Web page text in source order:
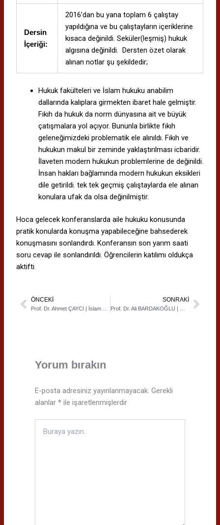
Dersin
İçeriği:
2016’dan bu yana toplam 6 çalıştay
yapıldığına ve bu çalıştayların içeriklerine
kısaca değinildi. Seküler(leşmiş) hukuk
algısına değinildi. Dersten özet olarak
alınan notlar şu şekildedir;
Hukuk fakülteleri ve İslam hukuku anabilim
dallarında kalıplara girmekten ibaret hale gelmiştir.
Fıkıh da hukuk da norm dünyasına ait ve büyük
çatışmalara yol açıyor. Bununla birlikte fıkıh
geleneğimizdeki problematik ele alınıldı. Fıkıh ve
hukukun makul bir zeminde yaklaştırılması icbaridir.
İlaveten modern hukukun problemlerine de değinildi.
İnsan hakları bağlamında modern hukukun eksikleri
dile getirildi. tek tek geçmiş çalıştaylarda ele alınan
konulara ufak da olsa değinilmiştir.
Hoca gelecek konferanslarda aile hukuku konusunda
pratik konularda konuşma yapabileceğine bahsederek
konuşmasını sonlandırdı. Konferansın son yarım saati
soru cevap ile sonlandırıldı. Öğrencilerin katılımı oldukça
aktifti.
Prev
ÖNCEKI SONRAKINext
Yorum bırakın
E-posta adresiniz yayınlanmayacak. Gerekli
alanlar *ile işaretlenmişlerdir
yazın..